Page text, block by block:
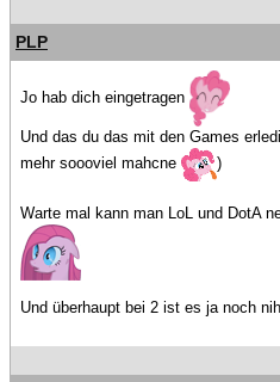
PLP
Jo hab dich eingetragen
Und das du das mit den Games
mehr soooviel mahcne
)
Warte mal kann man LoL und DotA
Und überhaupt bei 2 ist es ja noch